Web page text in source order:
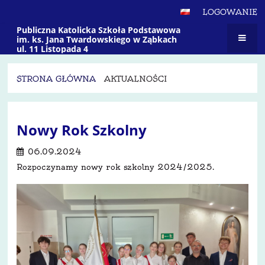
LOGOWANIE
Publiczna Katolicka Szkoła Podstawowa
im. ks. Jana Twardowskiego w Ząbkach
ul. 11 Listopada 4
STRONA GŁÓWNA AKTUALNOŚCI
Nowy Rok Szkolny
06.09.2024
Rozpoczynamy nowy rok szkolny 2024/2025.